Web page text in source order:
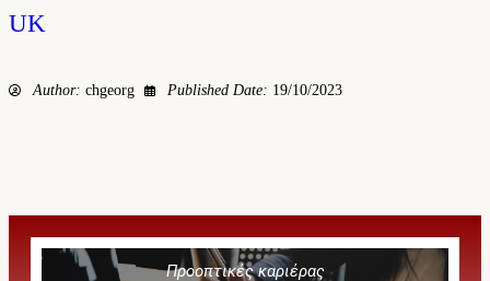
UK
Author: chgeorg Published Date: 19/10/2023
Προοπτικές καριέρας